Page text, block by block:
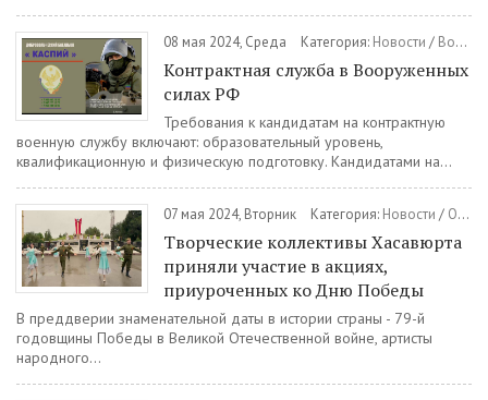
08 мая 2024, Среда Категория: Новости / Военная служба по контракту
Контрактная служба в Вооруженных
силах РФ
Требования к кандидатам на контрактную
военную службу включают: образовательный уровень,
квалификационную и физическую подготовку. Кандидатами на...
07 мая 2024, Вторник Категория: Новости / Общество
Творческие коллективы Хасавюрта
приняли участие в акциях,
приуроченных ко Дню Победы
В преддверии знаменательной даты в истории страны - 79-й
годовщины Победы в Великой Отечественной войне, артисты
народного...